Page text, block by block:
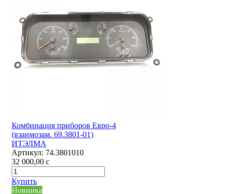
Комбинация приборов Евро-4
(взаимозам. 69.3801-01)
ИТЭЛМА
Артикул: 74.3801010
32 000,00 c
Купить
Новинка